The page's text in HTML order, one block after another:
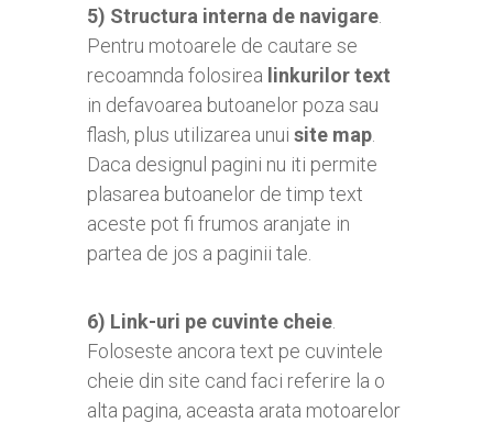
5) Structura interna de navigare
Pentru motoarele de cautare se
recoamnda folosirea linkurilor text
in defavoarea butoanelor poza sau
flash, plus utilizarea unui site map
Daca designul pagini nu iti permite
plasarea butoanelor de timp text
aceste pot fi frumos aranjate in
partea de jos a paginii tale.
6) Link-uri pe cuvinte cheie
Foloseste ancora text pe cuvintele
cheie din site cand faci referire la o
alta pagina, aceasta arata motoarelor